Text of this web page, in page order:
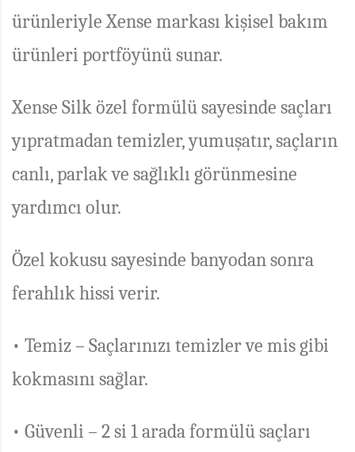
ürünleriyleXense markası kişisel bakım
ürünleri portföyünü sunar.
Xense Silk özel formülü sayesinde saçları
yıpratmadan temizler, yumuşatır, saçların
canlı, parlak ve sağlıklı görünmesine
yardımcı olur.
Özel kokusu sayesinde banyodan sonra
ferahlık hissi verir.
• Temiz – Saçlarınızı temizler ve mis gibi
kokmasını sağlar.
• Güvenli – 2 si 1 arada formülü saçları